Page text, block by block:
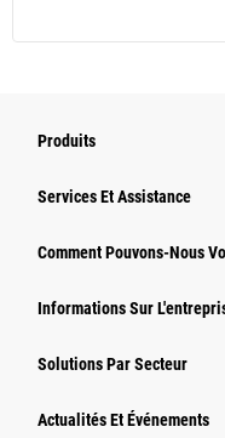
Produits
Services Et Assistance
Comment Pouvons-Nous
Informations Sur
Solutions Par Secteur
Actualités Et Événements